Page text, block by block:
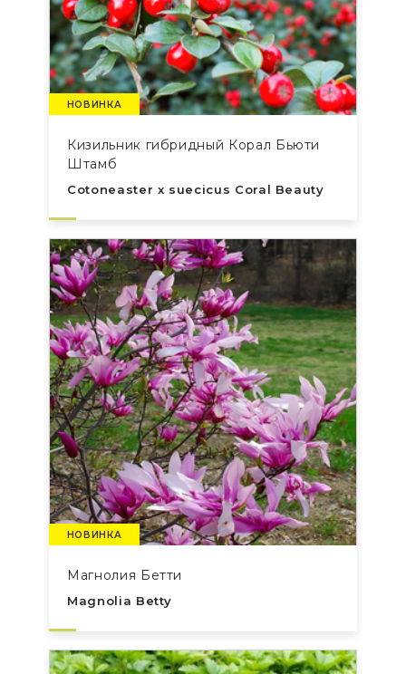
НОВИНКА
Кизильник гибридный Корал Бьюти
Штамб
Cotoneaster x suecicus Coral Beauty
НОВИНКА
Магнолия Бетти
Magnolia Betty